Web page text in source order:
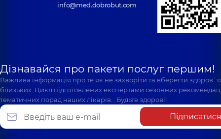
info@med.dobrobut.com
Дізнавайся про пакети послуг першим!
Важлива інформація про те як не захворіти та вберегти
близьких. Цикл підготовлених експертами сезонних
тематичних порад наших лікарів… Будьте здорові!
Підписатися